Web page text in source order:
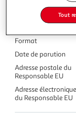
Format
Date de parution
Adresse postale du
Responsable EU
Adresse électronique
du Responsable EU
Tout